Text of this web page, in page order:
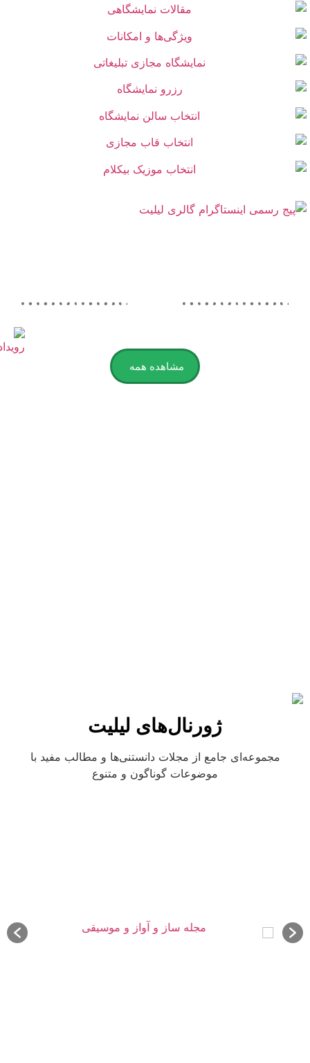
مشاهده همه
ژورنال‌های لیلیت
مجموعه‌ای جامع از مجلات دانستنی‌ها و مطالب مفید با
موضوعات گوناگون و متنوع